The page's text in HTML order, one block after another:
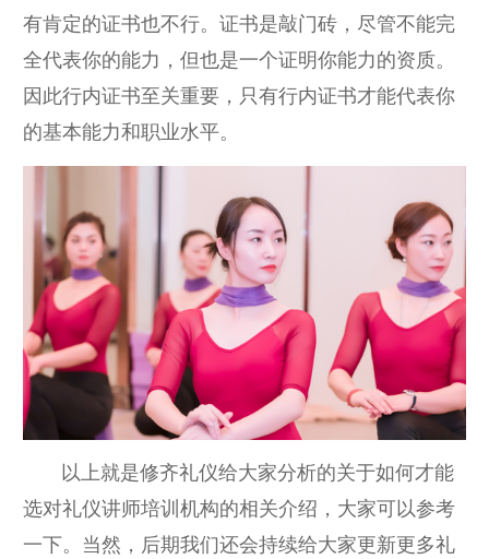
有肯定的证书也不行。证书是敲门砖，尽管不能完
全代表你的能力，但也是一个证明你能力的资质。
因此行内证书至关重要，只有行内证书才能代表你
的基本能力和职业水平。
以上就是修齐礼仪给大家分析的关于如何才能
选对礼仪讲师培训机构的相关介绍，大家可以参考
一下。当然，后期我们还会持续给大家更新更多礼